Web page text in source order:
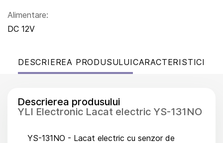
Alimentare:
DC 12V
DESCRIEREA PRODUSULUICARACTERISTICI
Descrierea produsului
YLI Electronic Lacat electric YS-131NO
YS-131NO - Lacat electric cu senzor de